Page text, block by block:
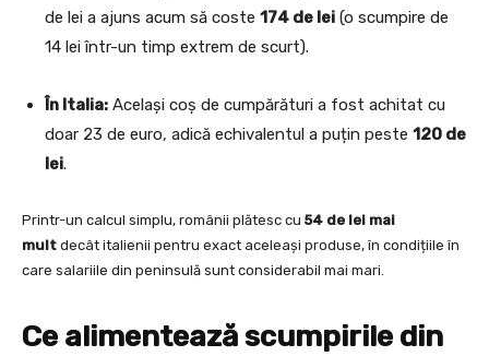
de lei a ajuns acum să coste 174 de lei (o scumpire de
14 lei într-un timp extrem de scurt).
În Italia: Același coș de cumpărături a fost achitat cu
doar 23 de euro, adică echivalentul a puțin peste 120 de
lei.
Printr-un calcul simplu, românii plătesc cu 54 de lei mai
mult decât italienii pentru exact aceleași produse, în condițiile în
care salariile din peninsulă sunt considerabil mai mari.
Ce alimentează scumpirile din